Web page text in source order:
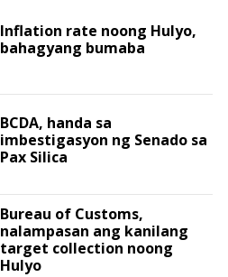
Inflation rate noong Hulyo,
bahagyang bumaba
BCDA, handa sa
imbestigasyon ng Senado sa
Pax Silica
Bureau of Customs,
nalampasan ang kanilang
target collection noong
Hulyo